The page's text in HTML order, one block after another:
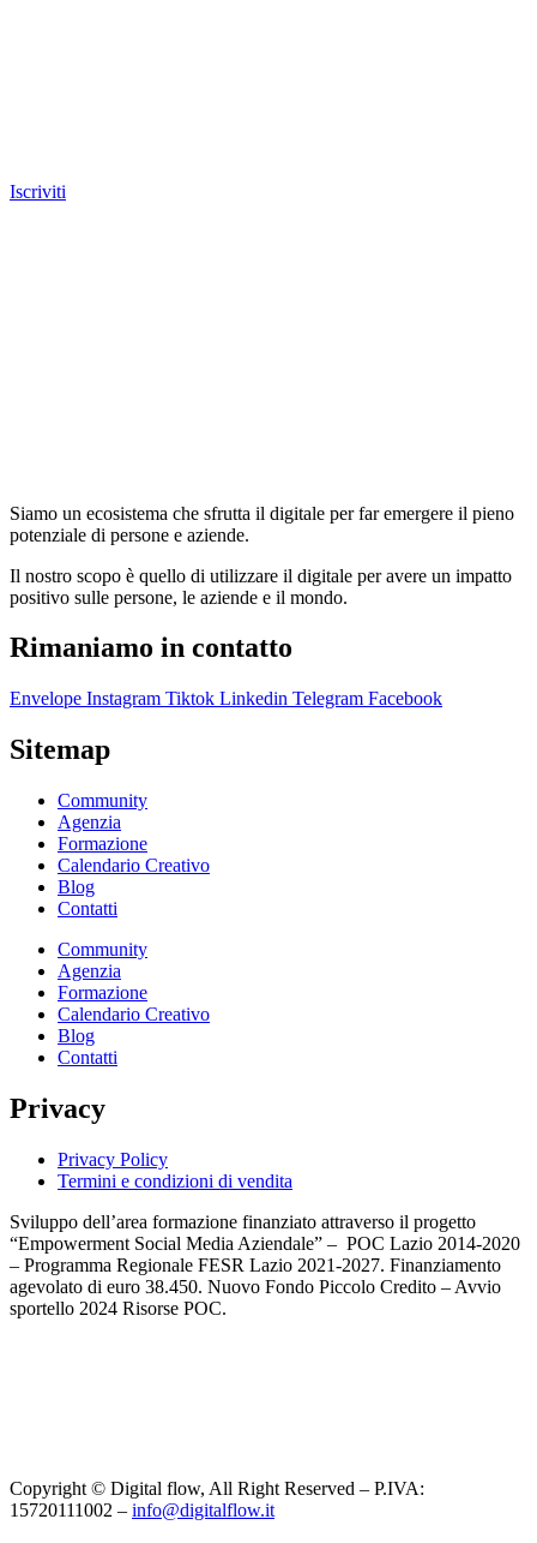
Iscriviti
Siamo un ecosistema che sfrutta il digitale per far emergere il pieno
potenziale di persone e aziende.
Il nostro scopo è quello di utilizzare il digitale per avere un impatto
positivo sulle persone, le aziende e il mondo.
Rimaniamo in contatto
Envelope Instagram Tiktok Linkedin Telegram Facebook
Sitemap
Community
Agenzia
Formazione
Calendario Creativo
Blog
Contatti
Community
Agenzia
Formazione
Calendario Creativo
Blog
Contatti
Privacy
Privacy Policy
Termini e condizioni di vendita
Sviluppo dell’area formazione finanziato attraverso il progetto
“Empowerment Social Media Aziendale” – POC Lazio 2014-2020
– Programma Regionale FESR Lazio 2021-2027. Finanziamento
agevolato di euro 38.450. Nuovo Fondo Piccolo Credito – Avvio
sportello 2024 Risorse POC.
Copyright © Digital flow, All Right Reserved – P.IVA:
15720111002 – info@digitalflow.it